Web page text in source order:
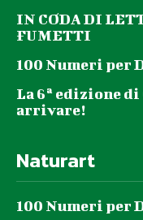
IN CODA DI
FUMETTI
100 Numeri per
La 6ª edizione
arrivare!
Naturart
100 Numeri per